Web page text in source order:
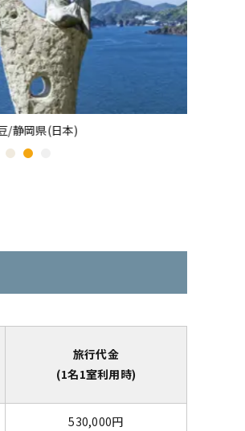
旅行代金
(1名1室利用時)
530,000円